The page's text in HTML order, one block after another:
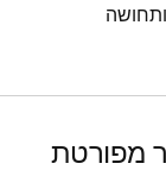
מפורטת